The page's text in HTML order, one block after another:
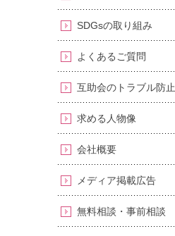
SDGsの取り組み
よくあるご質問
互助会のトラブル防止
求める人物像
会社概要
メディア掲載広告
無料相談・事前相談